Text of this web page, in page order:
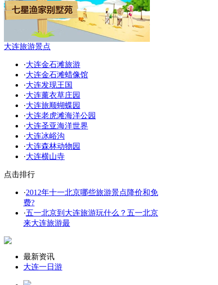
大连旅游景点
·大连金石滩旅游
·大连金石滩蜡像馆
·大连发现王国
·大连薰衣草庄园
·大连旅顺蝴蝶园
·大连老虎滩海洋公园
·大连圣亚海洋世界
·大连冰峪沟
·大连森林动物园
·大连横山寺
点击排行
·2012年十一北京哪些旅游景点降价和免
费?
·五一北京到大连旅游玩什么？五一北京
来大连旅游最
最新资讯
大连一日游